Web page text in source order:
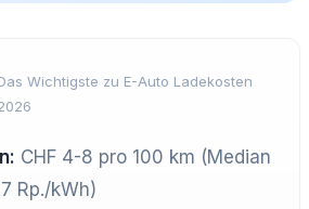
Wichtigste zu E-Auto Ladekosten
CHF 4-8 pro 100 km (Median
Rp./kWh)